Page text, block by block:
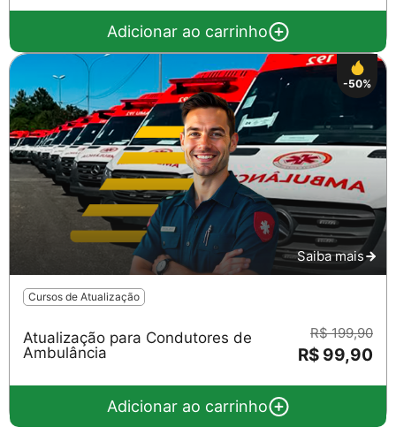
Adicionar ao carrinho
-50%
Saiba mais
Cursos de Atualização
Atualização para Condutores de
Ambulância
R$ 199,90
R$ 99,90
Adicionar ao carrinho